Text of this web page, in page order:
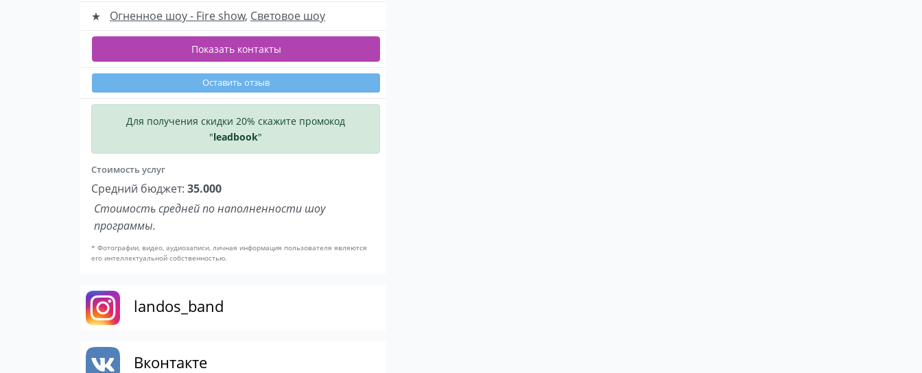
Огненное шоу - Fire show, Световое шоу
Показать контакты
Оставить отзыв
Для получения скидки 20% скажите промокод
"leadbook"
Стоимость услуг
Средний бюджет: 35.000
Стоимость средней по наполненности шоу
программы.
* Фотографии, видео, аудиозаписи, личная информация пользователя являются
его интеллектуальной собственностью.
landos_band
Вконтакте